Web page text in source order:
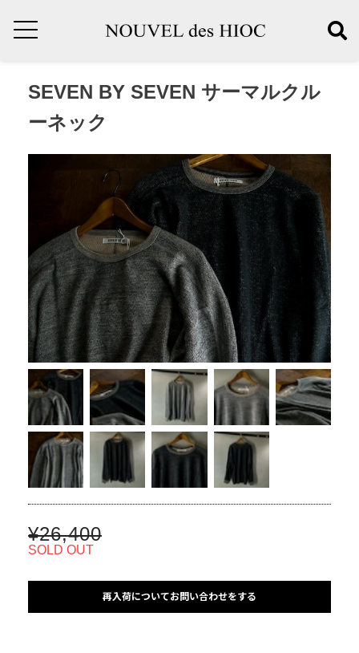
SEVEN BY SEVEN サーマルクル
ーネック
¥26,400
SOLD OUT
再入荷についてお問い合わせをする